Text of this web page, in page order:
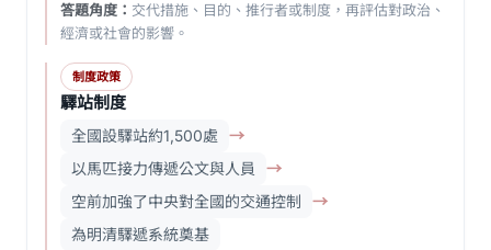
答題角度： 交代措施、目的、推行者或制度，再評估對政治、
經濟或社會的影響。
制度政策
驛站制度
全國設驛站約1,500處
→
以馬匹接力傳遞公文與人員
→
空前加強了中央對全國的交通控制
→
為明清驛遞系統奠基